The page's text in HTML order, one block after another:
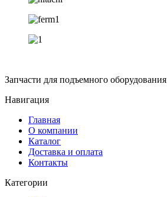
Запчасти для подъемного оборудования
Навигация
Главная
О компании
Каталог
Доставка и оплата
Контакты
Категории